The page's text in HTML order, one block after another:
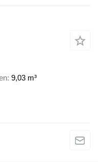
9,03 m³